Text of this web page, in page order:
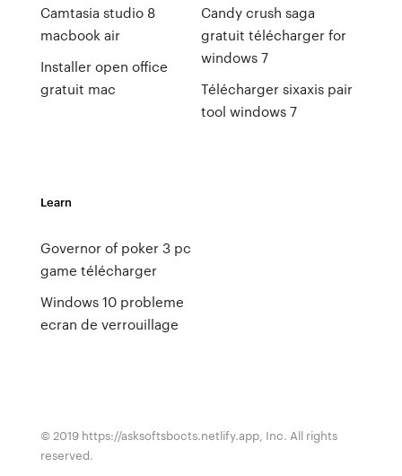
Camtasia studio 8
macbook air
Installer open office
gratuit mac
Candy crush saga
gratuit télécharger for
windows 7
Télécharger sixaxis pair
tool windows 7
Learn
Governor of poker 3 pc
game télécharger
Windows 10 probleme
ecran de verrouillage
© 2019 https://asksoftsbocts.netlify.app, Inc. All rights
reserved.